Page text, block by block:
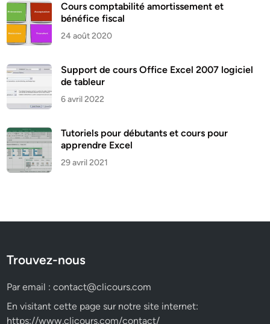
Cours comptabilité amortissement et
bénéfice fiscal
24 août 2020
Support de cours Office Excel 2007 logiciel
de tableur
6 avril 2022
Tutoriels pour débutants et cours pour
apprendre Excel
29 avril 2021
Trouvez-nous
Par email :contact@clicours.com
En visitant cette page sur notre site internet:
https://www.clicours.com/contact/